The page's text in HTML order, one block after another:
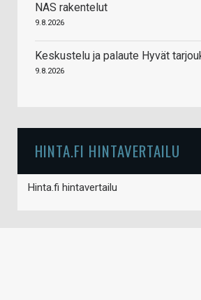
NAS rakentelut
9.8.2026
Keskustelu ja palaute Hyvät
9.8.2026
HINTA.FI HINTAVERTAILU
Hinta.fi hintavertailu